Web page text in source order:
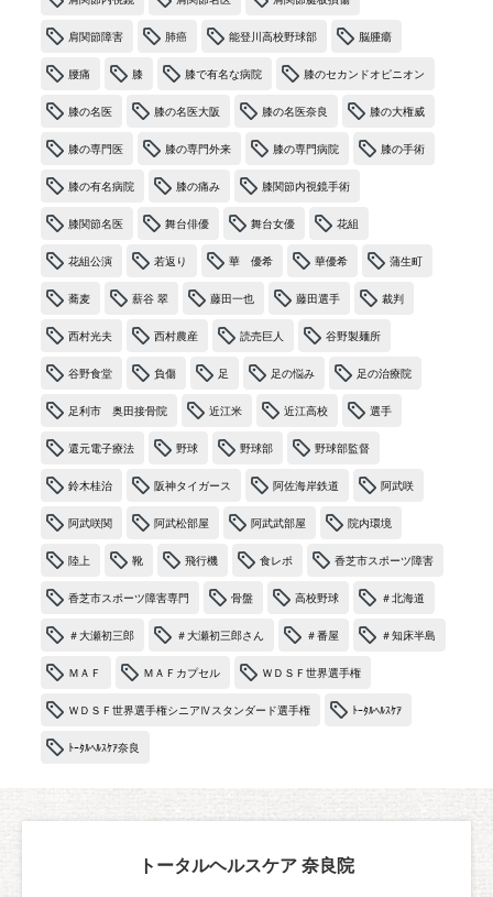
肩関節障害 肺癌 能登川高校野球部 脳腫瘍
腰痛 膝 膝で有名な病院 膝のセカンドオピニオン
膝の名医 膝の名医大阪 膝の名医奈良 膝の大権威
膝の専門医 膝の専門外来 膝の専門病院 膝の手術
膝の有名病院 膝の痛み 膝関節内視鏡手術
膝関節名医 舞台俳優 舞台女優 花組
花組公演 若返り 華 優希 華優希 蒲生町
蕎麦 薪谷 翠 藤田一也 藤田選手 裁判
西村光夫 西村農産 読売巨人 谷野製麺所
谷野食堂 負傷 足 足の悩み 足の治療院
足利市 奥田接骨院 近江米 近江高校 選手
還元電子療法 野球 野球部 野球部監督
鈴木桂治 阪神タイガース 阿佐海岸鉄道 阿武咲
阿武咲関 阿武松部屋 阿武武部屋 院内環境
陸上 靴 飛行機 食レポ 香芝市スポーツ障害
香芝市スポーツ障害専門 骨盤 高校野球 ＃北海道
＃大瀬初三郎 ＃大瀬初三郎さん ＃番屋 ＃知床半島
ＭＡＦ ＭＡＦカプセル ＷＤＳＦ世界選手権
ＷＤＳＦ世界選手権シニアⅣスタンダード選手権 ﾄｰﾀﾙﾍﾙｽｹｱ
ﾄｰﾀﾙﾍﾙｽｹｱ奈良
トータルヘルスケア 奈良院